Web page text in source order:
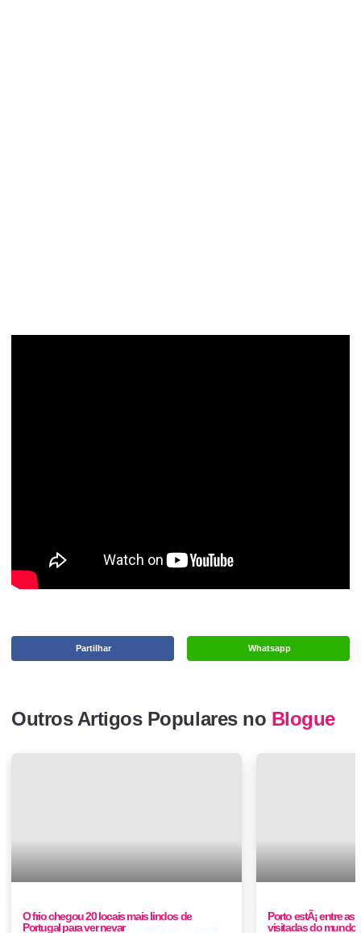
Whatsapp
Partilhar
Outros Artigos Populares no Blogue
O frio chegou 20 locais mais lindos de
Portugal para ver nevar
Porto estÃ¡ entre as
visitadas do mundo